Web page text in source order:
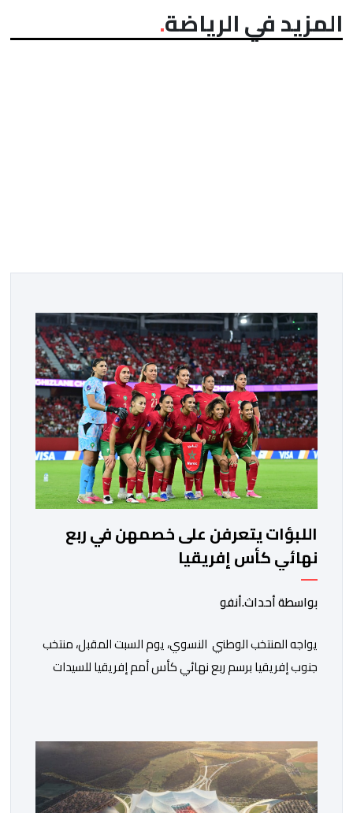
المزيد في الرياضة
اللبؤات يتعرفن على خصمهن في ربع
نهائي كأس إفريقيا
بواسطة أحداث.أنفو
يواجه المنتخب الوطني النسوي، يوم السبت المقبل، منتخب
جنوب إفريقيا برسم ربع نهائي كأس أمم إفريقيا للسيدات
لبؤات الأطلس قد تأهلن إلى الدور ربع النهائي بعد تصدرهن
المجموعة الأولى برصيد سبع نقاط، حصدنها من انتصارين
وتعادل، فيما بلغ […]